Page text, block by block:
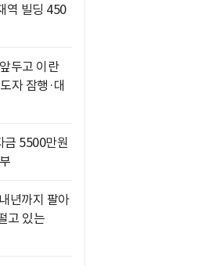
역 빌딩 450
두고 이란
자 잠행·대
5500만원
년까지 팔아
고 있는